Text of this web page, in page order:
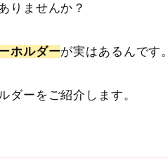
りませんか？
ホルダーが実はあるんです。
ダーをご紹介します。